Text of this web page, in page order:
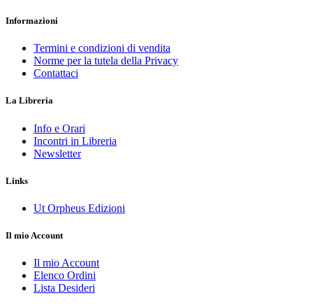
Informazioni
Termini e condizioni di vendita
Norme per la tutela della Privacy
Contattaci
La Libreria
Info e Orari
Incontri in Libreria
Newsletter
Links
Ut Orpheus Edizioni
Il mio Account
Il mio Account
Elenco Ordini
Lista Desideri